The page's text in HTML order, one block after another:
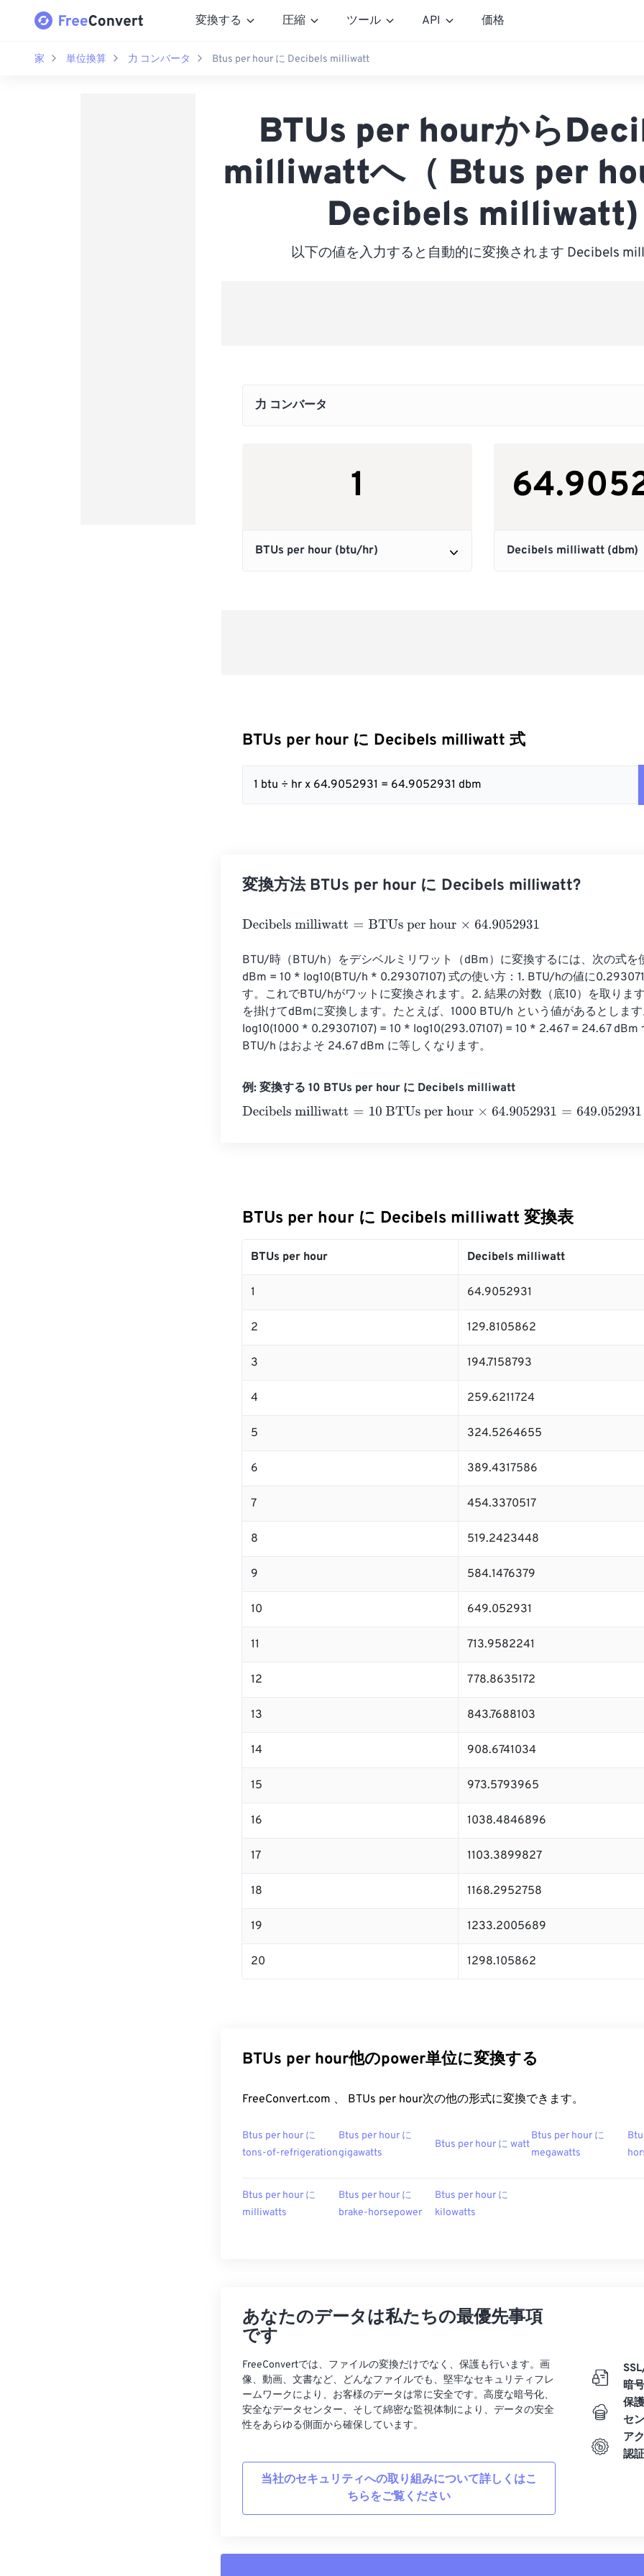
変換する 圧縮 ツール API 価格
家 単位換算 力 コンバータ Btus per hour に Decibels milliwatt
BTUs per hourから
milliwattへ（ Btus per
Decibels milliwatt)
以下の値を入力すると自動的に変換されます Decibels
BTUs per hour に Decibels milliwatt 式
1 btu ÷ hr x 64.9052931 = 64.9052931 dbm
変換方法 BTUs per hour に Decibels milliwatt?
Decibels milliwatt=BTUs per hour×64.9052931
BTU/時（BTU/h）をデシベルミリワット（dBm）に変換するには、次の式を
dBm = 10 * log10(BTU/h * 0.29307107) 式の使い方：1. BTU/hの値に
す。これでBTU/hがワットに変換されます。2. 結果の対数（底10）を取りま
を掛けてdBmに変換します。たとえば、1000 BTU/h という値があるとしま
log10(1000 * 0.29307107) = 10 * log10(293.07107) = 10 * 2.467 = 24.67 dBm
BTU/h はおよそ 24.67 dBm に等しくなります。
例: 変換する 10 BTUs per hour に Decibels milliwatt
Decibels milliwatt=10 BTUs per hour×64.9052931=649.052931 Decibels
BTUs per hour に Decibels milliwatt 変換表
BTUs per hour Decibels milliwatt
1 64.9052931
2 129.8105862
3 194.7158793
4 259.6211724
5 324.5264655
6 389.4317586
7 454.3370517
8 519.2423448
9 584.1476379
10 649.052931
11 713.9582241
12 778.8635172
13 843.7688103
14 908.6741034
15 973.5793965
16 1038.4846896
17 1103.3899827
18 1168.2952758
19 1233.2005689
20 1298.105862
BTUs per hour他のpower単位に変換する
FreeConvert.com 、 BTUs per hour次の他の形式に変換できます。
Btus per hour に
tons-of-refrigeration
Btus per hour に
gigawatts
Btus per hour に watt
Btus per hour に
megawatts
Btus per hour に
milliwatts
Btus per hour に
brake-horsepower
Btus per hour に
kilowatts
あなたのデータは私たちの最優先事項
です
FreeConvertでは、ファイルの変換だけでなく、保護も行います。画
像、動画、文書など、どんなファイルでも、堅牢なセキュリティフレ
ームワークにより、お客様のデータは常に安全です。高度な暗号化、
安全なデータセンター、そして綿密な監視体制により、データの安全
性をあらゆる側面から確保しています。
当社のセキュリティへの取り組みについて詳しくはこ
ちらをご覧ください
暗
保
セ
ア
認証